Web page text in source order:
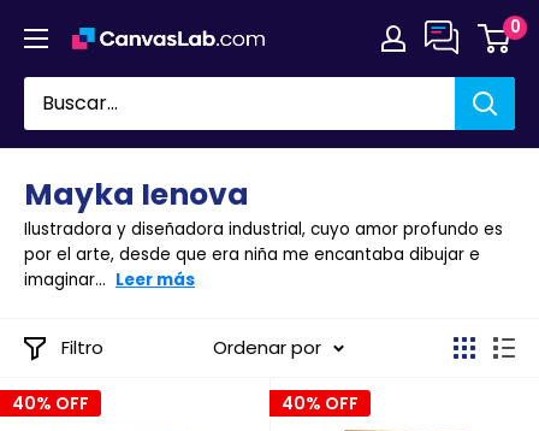
directamente
contenido
0
Mayka Ienova
Ilustradora y diseñadora industrial, cuyo amor profundo es
por el arte, desde que era niña me encantaba dibujar e
imaginar... Leer más
Filtro Ordenar por
40% OFF 40% OFF